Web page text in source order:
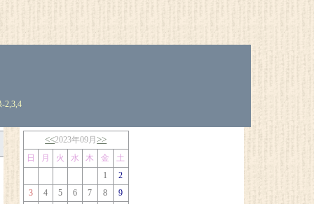
-2,3,4
<<2023年09月>>
日 月 火 水 木 金
土
1
2
3
4 5 6 7 8
9